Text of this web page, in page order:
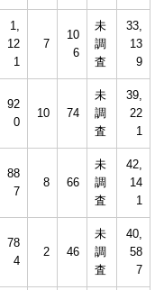
1,
12
1
7
10
6
未
調
査
33,
13
9
92
0
10 74
未
調
査
39,
22
1
88
7
8 66
未
調
査
42,
14
1
78
4
2 46
未
調
査
40,
58
7